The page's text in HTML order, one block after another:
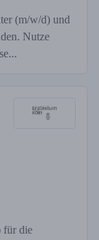
(m/w/d) und
Nutze
für die